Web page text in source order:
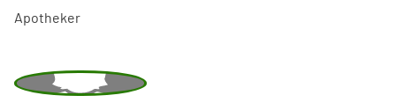
Apotheker